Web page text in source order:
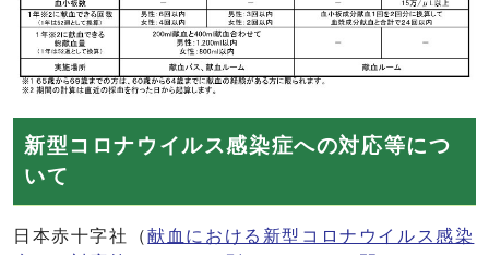
新型コロナウイルス感染症への対応等につ
いて
日本赤十字社（献血における新型コロナウイルス感染